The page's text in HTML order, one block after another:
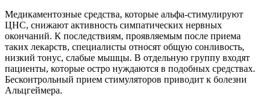
Медикаментозные средства, которые альфа-стимулируют
ЦНС, снижают активность симпатических нервных
окончаний. К последствиям, проявляемым после приема
таких лекарств, специалисты относят общую сонливость,
низкий тонус, слабые мышцы. В отдельную группу входят
пациенты, которые остро нуждаются в подобных средствах.
Бесконтрольный прием стимуляторов приводит к болезни
Альцгеймера.